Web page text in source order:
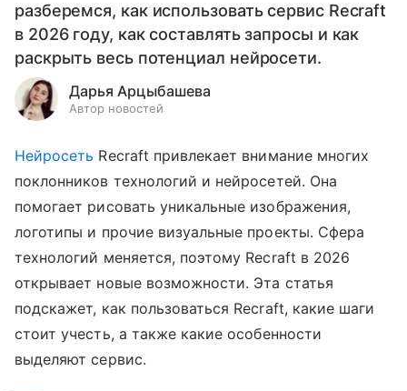
разберемся, как использовать сервис Recraft
в 2026 году, как составлять запросы и как
раскрыть весь потенциал нейросети.
Дарья Арцыбашева
Автор новостей
Нейросеть Recraft привлекает внимание многих
поклонников технологий и нейросетей. Она
помогает рисовать уникальные изображения,
логотипы и прочие визуальные проекты. Сфера
технологий меняется, поэтому Recraft в 2026
открывает новые возможности. Эта статья
подскажет, как пользоваться Recraft, какие шаги
стоит учесть, а также какие особенности
выделяют сервис.